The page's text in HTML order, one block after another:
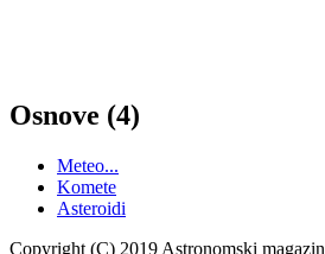
Osnove (4)
Meteo...
Komete
Asteroidi
Copyright (C) 2019 Astronomski magazin